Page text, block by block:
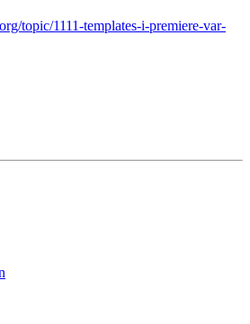
topic/1111-templates-i-premiere-var-